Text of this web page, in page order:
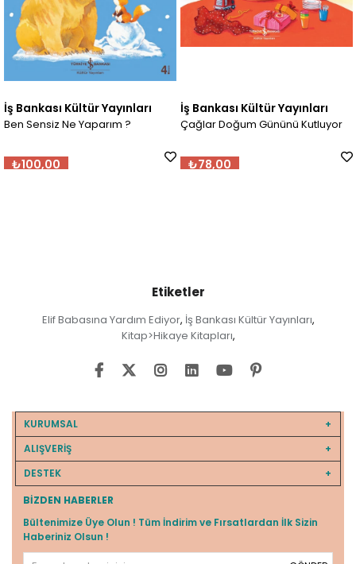
Yayınları
?
İş Bankası Kültür Yayınları
Çağlar Doğum Gününü Kutluyor
İş Bankası
Çağlar
Etiketler
Elif Babasına Yardım Ediyor, İş Bankası Kültür Yayınları,
Kitap>Hikaye Kitapları,
KURUMSAL
ALIŞVERİŞ
DESTEK
BIZDEN HABERLER
Bültenimize Üye Olun ! Tüm İndirim ve Fırsatlardan İlk Sizin
Haberiniz Olsun !